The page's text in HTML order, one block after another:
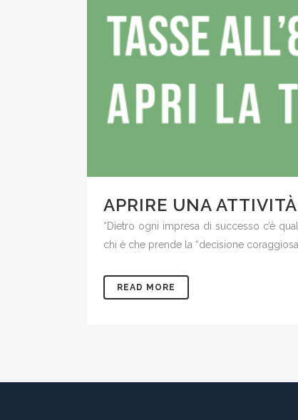
APRIRE UNA
“Dietro ogni impresa di successo c’è
chi è che prende la “decisione
READ MORE